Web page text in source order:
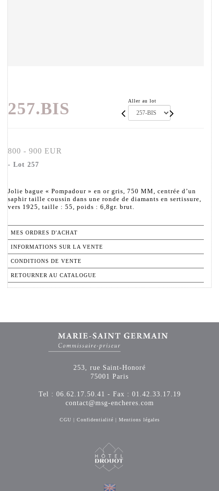
257.BIS Aller au lot
800 - 900 EUR
- Lot 257
Jolie bague « Pompadour » en or gris, 750 MM, centrée d’un
saphir taille coussin dans une ronde de diamants en sertissure,
vers 1925, taille : 55, poids : 6,8gr. brut.
MES ORDRES D'ACHAT
INFORMATIONS SUR LA VENTE
CONDITIONS DE VENTE
RETOURNER AU CATALOGUE
253, rue Saint-Honoré
75001 Paris
Tel : 06.62.17.50.41 - Fax : 01.42.33.17.19
contact@msg-encheres.com
CGU | Confidentialité | Mentions légales